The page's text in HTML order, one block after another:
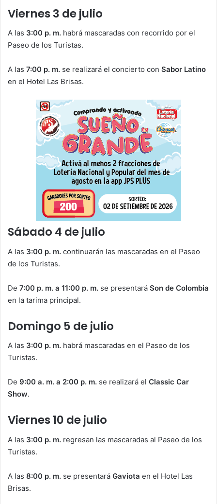
Viernes 3 de julio
A las 3:00 p. m. habrá mascaradas con recorrido por el
Paseo de los Turistas.
A las 7:00 p. m. se realizará el concierto con Sabor Latino
en el Hotel Las Brisas.
Sábado 4 de julio
A las 3:00 p. m. continuarán las mascaradas en el Paseo
de los Turistas.
De 7:00 p. m. a 11:00 p. m. se presentará Son de Colombia
en la tarima principal.
Domingo 5 de julio
A las 3:00 p. m. habrá mascaradas en el Paseo de los
Turistas.
De 9:00 a. m. a 2:00 p. m. se realizará el Classic Car
Show.
Viernes 10 de julio
A las 3:00 p. m. regresan las mascaradas al Paseo de los
Turistas.
A las 8:00 p. m. se presentará Gaviota en el Hotel Las
Brisas.